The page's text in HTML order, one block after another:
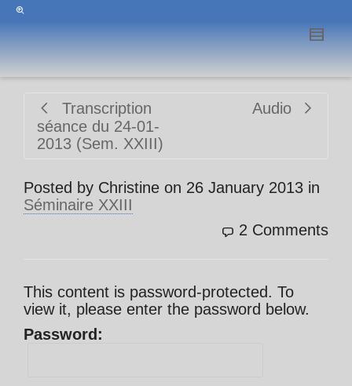
Transcription
séance du 24-01-
2013 (Sem. XXIII)
Audio
Posted by Christine on 26 January 2013 in
Séminaire XXIII
2 Comments
This content is password-protected. To
view it, please enter the password below.
Password: